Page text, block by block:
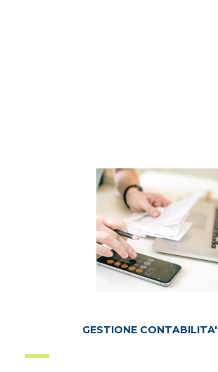
GESTIONE CONTABILITA'